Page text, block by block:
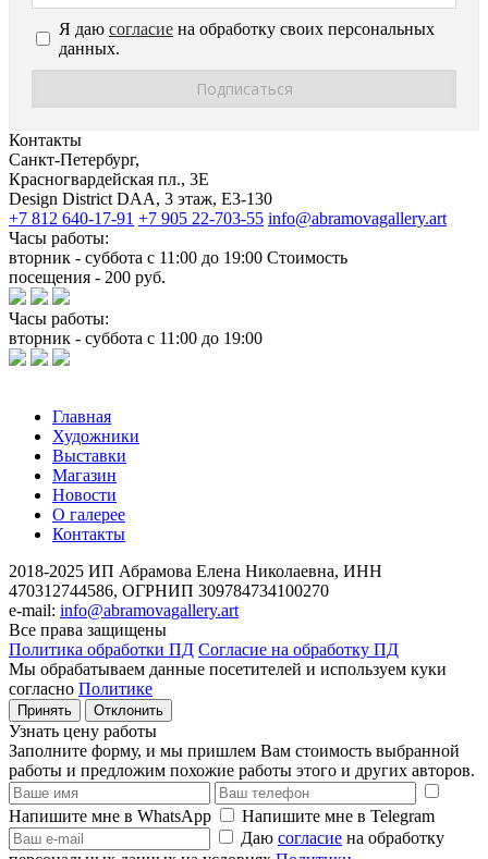
Я даю согласие на обработку своих персональных
данных.
Контакты
Санкт-Петербург,
Красногвардейская пл., 3E
Design District DAA, 3 этаж, Е3-130
+7 812 640-17-91 +7 905 22-703-55 info@abramovagallery.art
Часы работы:
вторник - суббота с 11:00 до 19:00 Стоимость
посещения - 200 руб.
Часы работы:
вторник - суббота с 11:00 до 19:00
Главная
Художники
Выставки
Магазин
Новости
О галерее
Контакты
2018-2025 ИП Абрамова Елена Николаевна, ИНН
470312744586, ОГРНИП 309784734100270
e-mail: info@abramovagallery.art
Все права защищены
Политика обработки ПД Согласие на обработку ПД
Мы обрабатываем данные посетителей и используем куки
согласно Политике
Принять Отклонить
Узнать цену работы
Заполните форму, и мы пришлем Вам стоимость выбранной
работы и предложим похожие работы этого и других авторов.
Напишите мне в WhatsApp
Напишите мне в Telegram
Даю согласие на обработку